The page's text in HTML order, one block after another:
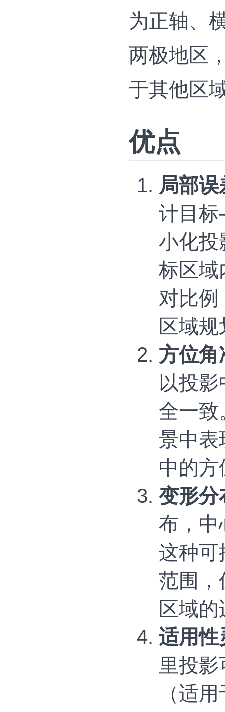
为正轴、
两极地区
于其他区
优点
局部
计目
小化投
标区域
对比
区域
方位角
以投
全一致
景中表
中的方
变形分
布，中
这种可
范围，
区域
适用性
里投
（适